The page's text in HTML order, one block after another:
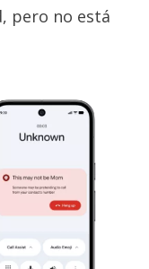
pero no está